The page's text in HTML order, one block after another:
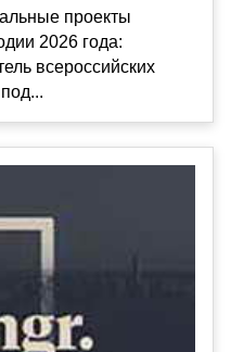
проекты
2026 года:
всероссийских